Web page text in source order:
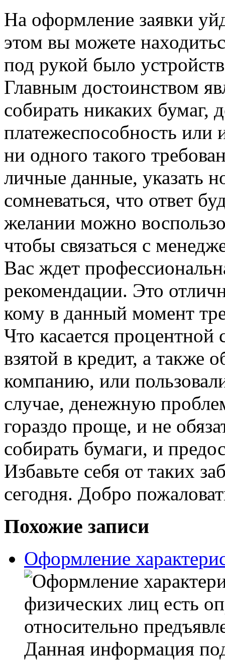
На оформление заявки
этом вы можете
под рукой было
Главным достоинством
собирать никаких бумаг,
платежеспособность или
ни одного такого
личные данные, указать
сомневаться, что ответ
желании можно
чтобы связаться с
Вас ждет
рекомендации. Это
кому в данный момент
Что касается процентной
взятой в кредит, а также
компанию, или
случае, денежную
гораздо проще, и не
собирать бумаги, и
Избавьте себя от таких
сегодня. Добро
Похожие записи
Оформление
физических лиц есть
относительно
Данная информация